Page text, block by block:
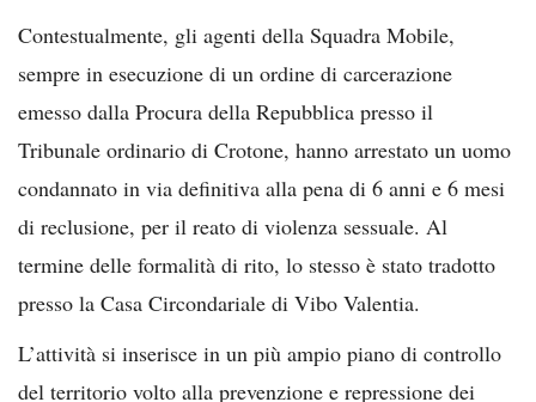
Contestualmente, gli agenti della Squadra Mobile,
sempre in esecuzione di un ordine di carcerazione
emesso dalla Procura della Repubblica presso il
Tribunale ordinario di Crotone, hanno arrestato un uomo
condannato in via definitiva alla pena di 6 anni e 6 mesi
di reclusione, per il reato di violenza sessuale. Al
termine delle formalità di rito, lo stesso è stato tradotto
presso la Casa Circondariale di Vibo Valentia.
L’attività si inserisce in un più ampio piano di controllo
del territorio volto alla prevenzione e repressione dei